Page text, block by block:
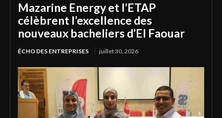
Mazarine Energy et l’ETAP
célèbrent l’excellence des
nouveaux bacheliers d’El Faouar
ÉCHO DES ENTREPRISES juillet 30, 2026